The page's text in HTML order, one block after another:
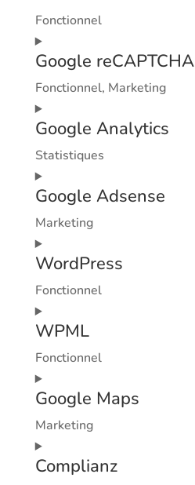
Fonctionnel
Consent
to
service
woocommerce
Google reCAPTCHA
Fonctionnel, Marketing
Consent
to
service
google-
recaptcha
Google Analytics
Statistiques
Consent
to
service
google-
analytics
Google Adsense
Marketing
Consent
to
service
google-
adsense
WordPress
Fonctionnel
Consent
to
service
wordpress
WPML
Fonctionnel
Consent
to
service
wpml
Google Maps
Marketing
Consent
to
Complianz